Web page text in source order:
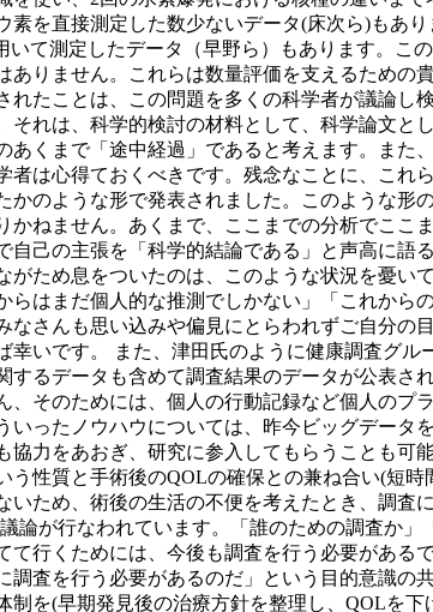
素を直接測定した数少ないデータ(床次ら)もあ
いて測定したデータ（早野ら）もあります。こ
ありません。これらは数量評価を支えるための
れたことは、この問題を多くの科学者が議論し
それは、科学的検討の材料として、科学論文と
あくまで「途中経過」であると考えます。また
者は心得ておくべきです。残念なことに、これ
かのような形で発表されました。このような形
ねません。あくまで、ここまでの分析でここ
己の主張を「科学的結論である」と声高に語
がため息をついたのは、このような状況を憂い
らはまだ個人的な推測でしかない」「これから
さんも思い込みや偏見にとらわれずご自分の
幸いです。 また、津田氏のように健康調査グル
するデータも含めて調査結果のデータが公表さ
、そのためには、個人の行動記録など個人のプ
ったノウハウについては、昨今ビッグデータ
協力をあおぎ、研究に参入してもらうことも可
う性質と手術後のQOLの確保との兼ね合い(短
ため、術後の生活の不便を考えたとき、調査
論が行なわれています。「誰のための調査か
行くためには、今後も調査を行う必要がある
査を行う必要があるのだ」という目的意識の
制を(早期発見後の治療方針を整理し、QOLを